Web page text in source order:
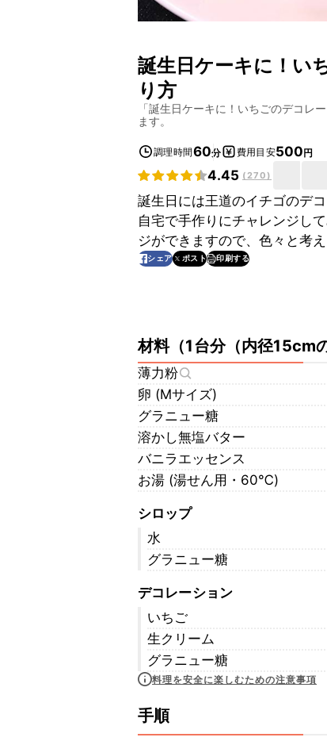
誕生日ケーキに！い
り方
「誕生日ケーキに！いちごのデコレ
ます。
調理時間60分 費用目安500円
4.45 (270)
誕生日には王道のイチゴのデ
自宅で手作りにチャレンジし
ジができますので、色々と考
シェア ポスト 印刷する
材料（1台分（内径15cm
薄力粉
卵 (Mサイズ)
グラニュー糖
溶かし無塩バター
バニラエッセンス
お湯 (湯せん用・60℃)
シロップ
水
グラニュー糖
デコレーション
いちご
生クリーム
グラニュー糖
料理を安全に楽しむための注意事項
手順